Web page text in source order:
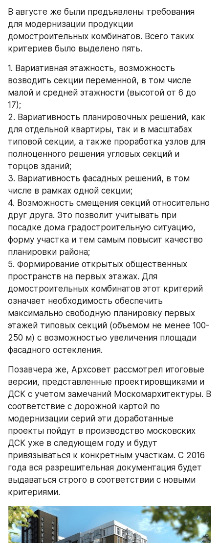
В августе же были предъявлены требования
для модернизации продукции
домостроительных комбинатов. Всего таких
критериев было выделено пять.
1. Вариативная этажность, возможность
возводить секции переменной, в том числе
малой и средней этажности (высотой от 6 до
17);
2. Вариативность планировочных решений, как
для отдельной квартиры, так и в масштабах
типовой секции, а также проработка узлов для
полноценного решения угловых секций и
торцов зданий;
3. Вариативность фасадных решений, в том
числе в рамках одной секции;
4. Возможность смещения секций относительно
друг друга. Это позволит учитывать при
посадке дома градостроительную ситуацию,
форму участка и тем самым повысит качество
планировки района;
5. Формирование открытых общественных
пространств на первых этажах. Для
домостроительных комбинатов этот критерий
означает необходимость обеспечить
максимально свободную планировку первых
этажей типовых секций (объемом не менее 100-
250 м) с возможностью увеличения площади
фасадного остекления.
Позавчера же, Архсовет рассмотрел итоговые
версии, представленные проектировщиками и
ДСК с учетом замечаний Москомархитектуры. В
соответствие с дорожной картой по
модернизации серий эти доработанные
проекты пойдут в производство московских
ДСК уже в следующем году и будут
привязываться к конкретным участкам. С 2016
года вся разрешительная документация будет
выдаваться строго в соответствии с новыми
критериями.